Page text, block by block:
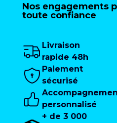
Nos engagements
toute confiance
Livraison
rapide 48h
Paiement
sécurisé
personnalisé
+ de 3 000